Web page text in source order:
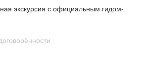
экскурсия с официальным гидом-